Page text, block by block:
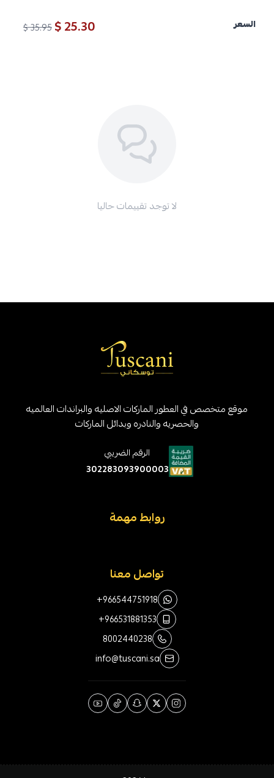
السعر 25.30 $
35.95 $
لا توجد تقييمات حاليا
موقع متخصص في العطور الماركات الاصليه والبراندات العالميه
والحصريه والنادره وبدائل الماركات
الرقم الضريبي
302283093900003
روابط مهمة
تواصل معنا
+966544751918
+966531881353
8002440238
info@tuscani.sa